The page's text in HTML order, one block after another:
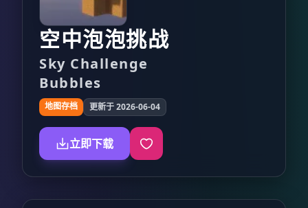
空中泡泡挑战
Sky Challenge
Bubbles
地图存档 更新于 2026-06-04
立即下载